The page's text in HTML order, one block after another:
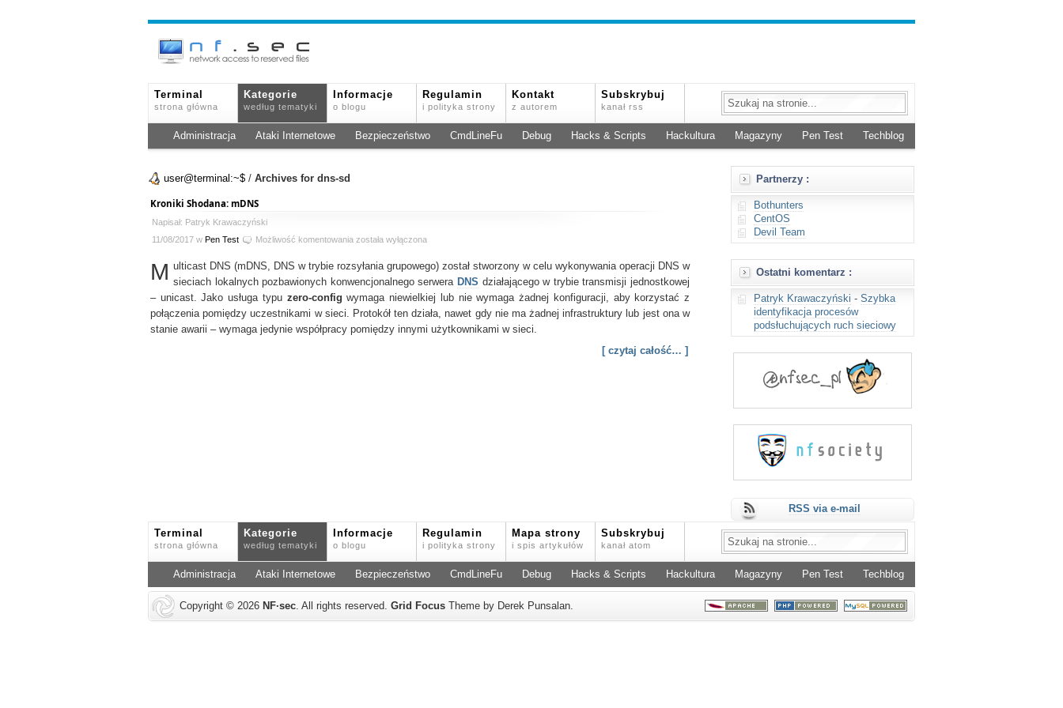
Terminal
strona główna
Kategorie
według tematyki
Informacje
o blogu
Regulamin
i polityka strony
Kontakt
z autorem
Subskrybuj
kanał rss
Administracja Ataki Internetowe Bezpieczeństwo CmdLineFu Debug Hacks & Scripts Hackultura Magazyny Pen Test Techblog
user@terminal:~$ / Archives for dns-sd
Kroniki Shodana: mDNS
Napisał: Patryk Krawaczyński
11/08/2017 w Pen Test Możliwość komentowania Kroniki
mDNS
została wyłączona
M ulticast DNS (mDNS, DNS w trybie rozsyłania grupowego) został stworzony w celu wykonywania operacji DNS w
sieciach lokalnych pozbawionych konwencjonalnego serwera DNS działającego w trybie transmisji jednostkowej
– unicast. Jako usługa typu zero-config wymaga niewielkiej lub nie wymaga żadnej konfiguracji, aby korzystać z
połączenia pomiędzy uczestnikami w sieci. Protokół ten działa, nawet gdy nie ma żadnej infrastruktury lub jest ona w
stanie awarii – wymaga jedynie współpracy pomiędzy innymi użytkownikami w sieci.
[ czytaj całość… ]
Partnerzy :
Bothunters
CentOS
Devil Team
Ostatni komentarz :
Patryk Krawaczyński - Szybka
identyfikacja procesów
podsłuchujących ruch sieciowy
RSS via e-mail
Terminal
strona główna
Kategorie
według tematyki
Informacje
o blogu
Regulamin
i polityka strony
Mapa strony
i spis artykułów
Subskrybuj
kanał atom
Administracja Ataki Internetowe Bezpieczeństwo CmdLineFu Debug Hacks & Scripts Hackultura Magazyny Pen Test Techblog
Copyright © 2026 NF·sec. All rights reserved. Grid Focus Theme by Derek Punsalan.